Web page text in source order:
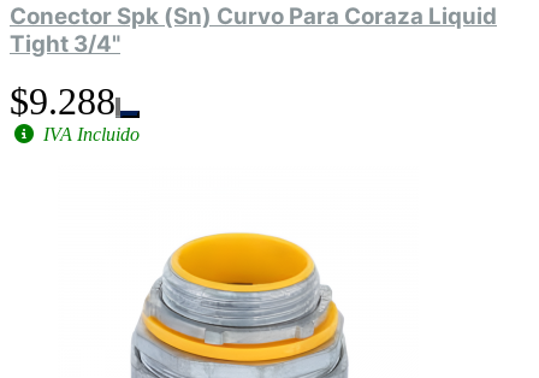
Conector Spk (Sn) Curvo Para Coraza Liquid
Tight 3/4"
$9.288
IVA Incluido